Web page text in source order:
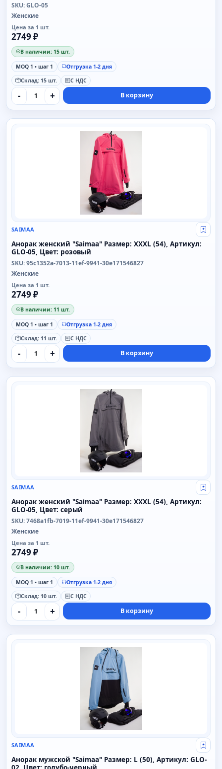
SKU: GLO-05
Женские
Цена за 1 шт.
2749 ₽
В наличии: 15 шт.
MOQ 1 • шаг 1
Отгрузка 1-2 дня
Склад: 15 шт.
С НДС
- + В корзину
SAIMAA
SAIMAA Свой
Анорак женский "Saimaa" Размер: XXXL (54), Артикул:
GLO-05, Цвет: розовый
SKU: 95c1352a-7013-11ef-9941-30e171546827
Женские
Цена за 1 шт.
2749 ₽
В наличии: 11 шт.
MOQ 1 • шаг 1
Отгрузка 1-2 дня
Склад: 11 шт.
С НДС
- + В корзину
SAIMAA
SAIMAA Свой
Анорак женский "Saimaa" Размер: XXXL (54), Артикул:
GLO-05, Цвет: серый
SKU: 7468a1fb-7019-11ef-9941-30e171546827
Женские
Цена за 1 шт.
2749 ₽
В наличии: 10 шт.
MOQ 1 • шаг 1
Отгрузка 1-2 дня
Склад: 10 шт.
С НДС
- + В корзину
SAIMAA
SAIMAA Свой
Анорак мужской "Saimaa" Размер: L (50), Артикул: GLO-